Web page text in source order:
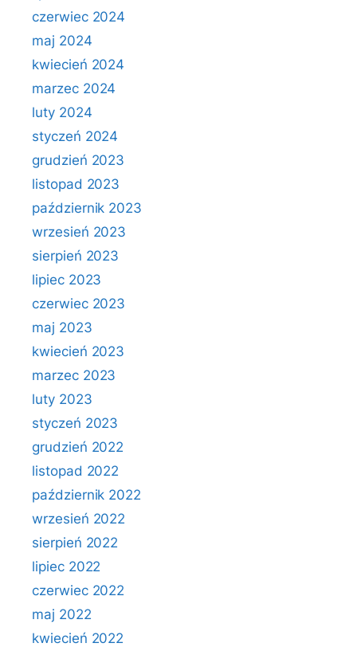
czerwiec 2024
maj 2024
kwiecień 2024
marzec 2024
luty 2024
styczeń 2024
grudzień 2023
listopad 2023
październik 2023
wrzesień 2023
sierpień 2023
lipiec 2023
czerwiec 2023
maj 2023
kwiecień 2023
marzec 2023
luty 2023
styczeń 2023
grudzień 2022
listopad 2022
październik 2022
wrzesień 2022
sierpień 2022
lipiec 2022
czerwiec 2022
maj 2022
kwiecień 2022